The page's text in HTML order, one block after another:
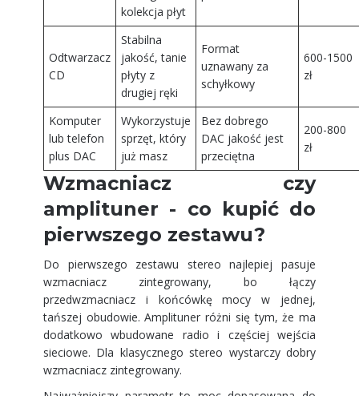
kolekcja płyt
Odtwarzacz
CD
Stabilna
jakość, tanie
płyty z
drugiej ręki
Format
uznawany za
schyłkowy
600-1500
zł
Komputer
lub telefon
plus DAC
Wykorzystuje
sprzęt, który
już masz
Bez dobrego
DAC jakość jest
przeciętna
200-800
zł
Wzmacniacz czy
amplituner - co kupić do
pierwszego zestawu?
Do pierwszego zestawu stereo najlepiej pasuje
wzmacniacz zintegrowany, bo łączy
przedwzmacniacz i końcówkę mocy w jednej,
tańszej obudowie. Amplituner różni się tym, że ma
dodatkowo wbudowane radio i częściej wejścia
sieciowe. Dla klasycznego stereo wystarczy dobry
wzmacniacz zintegrowany.